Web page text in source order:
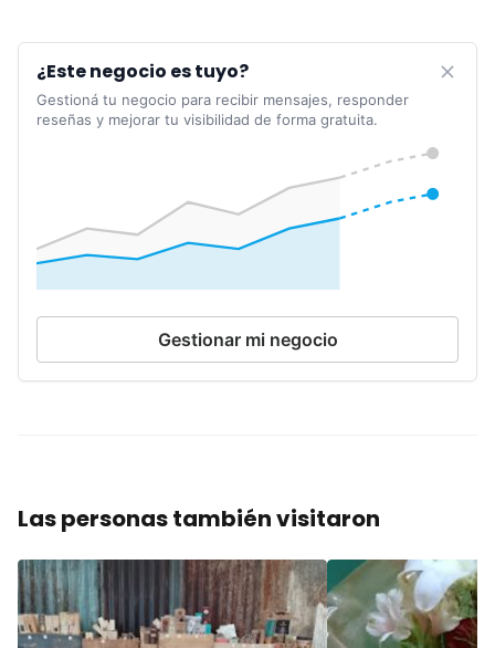
¿Este negocio es tuyo?
Gestioná tu negocio para recibir mensajes, responder
reseñas y mejorar tu visibilidad de forma gratuita.
Gestionar mi negocio
Las personas también visitaron